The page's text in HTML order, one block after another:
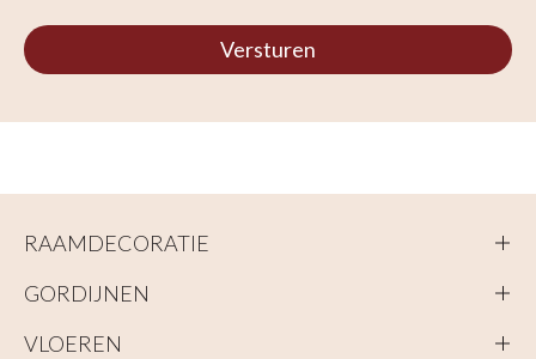
Versturen
RAAMDECORATIE
GORDIJNEN
VLOEREN